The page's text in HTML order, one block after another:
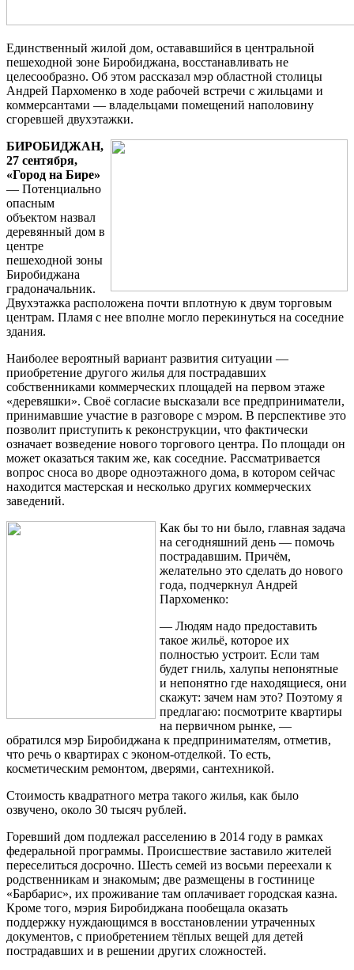
Единственный жилой дом, остававшийся в центральной
пешеходной зоне Биробиджана, восстанавливать не
целесообразно. Об этом рассказал мэр областной столицы
Андрей Пархоменко в ходе рабочей встречи с жильцами и
коммерсантами — владельцами помещений наполовину
сгоревшей двухэтажки.
БИРОБИДЖАН,
27 сентября,
«Город на Бире»
— Потенциально
опасным
объектом назвал
деревянный дом в
центре
пешеходной зоны
Биробиджана
градоначальник.
Двухэтажка расположена почти вплотную к двум торговым
центрам. Пламя с нее вполне могло перекинуться на соседние
здания.
Наиболее вероятный вариант развития ситуации —
приобретение другого жилья для пострадавших
собственниками коммерческих площадей на первом этаже
«деревяшки». Своё согласие высказали все предприниматели,
принимавшие участие в разговоре с мэром. В перспективе это
позволит приступить к реконструкции, что фактически
означает возведение нового торгового центра. По площади он
может оказаться таким же, как соседние. Рассматривается
вопрос сноса во дворе одноэтажного дома, в котором сейчас
находится мастерская и несколько других коммерческих
заведений.
Как бы то ни было, главная задача
на сегодняшний день — помочь
пострадавшим. Причём,
желательно это сделать до нового
года, подчеркнул Андрей
Пархоменко:
— Людям надо предоставить
такое жильё, которое их
полностью устроит. Если там
будет гниль, халупы непонятные
и непонятно где находящиеся, они
скажут: зачем нам это? Поэтому я
предлагаю: посмотрите квартиры
на первичном рынке, —
обратился мэр Биробиджана к предпринимателям, отметив,
что речь о квартирах с эконом-отделкой. То есть,
косметическим ремонтом, дверями, сантехникой.
Стоимость квадратного метра такого жилья, как было
озвучено, около 30 тысяч рублей.
Горевший дом подлежал расселению в 2014 году в рамках
федеральной программы. Происшествие заставило жителей
переселиться досрочно. Шесть семей из восьми переехали к
родственникам и знакомым; две размещены в гостинице
«Барбарис», их проживание там оплачивает городская казна.
Кроме того, мэрия Биробиджана пообещала оказать
поддержку нуждающимся в восстановлении утраченных
документов, с приобретением тёплых вещей для детей
пострадавших и в решении других сложностей.